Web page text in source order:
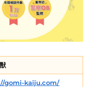
gomi-kaiju.com/